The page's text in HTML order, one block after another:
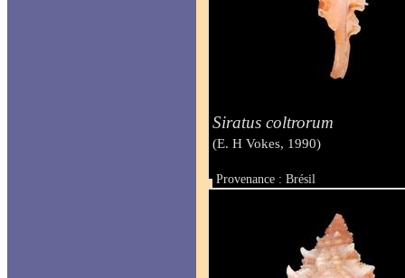
Siratus coltrorum
(E. H Vokes, 1990)
Provenance : Brésil
Taille : 40 mm